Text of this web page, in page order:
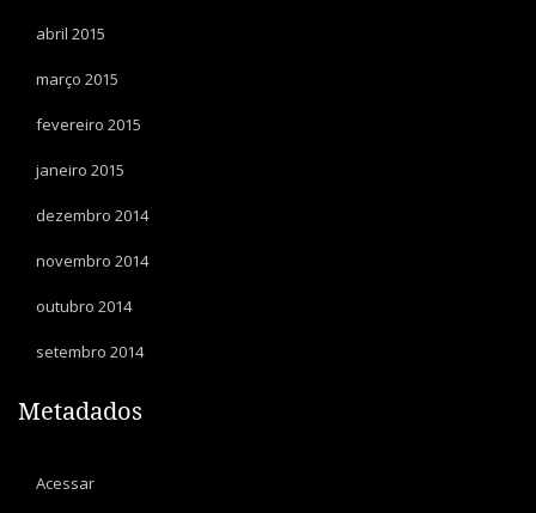
abril 2015
março 2015
fevereiro 2015
janeiro 2015
dezembro 2014
novembro 2014
outubro 2014
setembro 2014
Metadados
Acessar